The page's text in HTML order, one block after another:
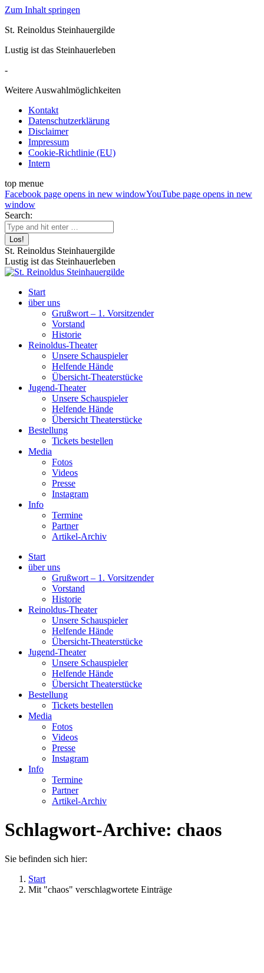
Zum Inhalt springen
St. Reinoldus Steinhauergilde
Lustig ist das Steinhauerleben
-
Weitere Auswahlmöglichkeiten
Kontakt
Datenschutzerklärung
Disclaimer
Impressum
Cookie-Richtlinie (EU)
Intern
top menue
Facebook page opens in new windowYouTube page opens in new
window
Search:
St. Reinoldus Steinhauergilde
Lustig ist das Steinhauerleben
Start
über uns
Grußwort – 1. Vorsitzender
Vorstand
Historie
Reinoldus-Theater
Unsere Schauspieler
Helfende Hände
Übersicht-Theaterstücke
Jugend-Theater
Unsere Schauspieler
Helfende Hände
Übersicht Theaterstücke
Bestellung
Tickets bestellen
Media
Fotos
Videos
Presse
Instagram
Info
Termine
Partner
Artikel-Archiv
Start
über uns
Grußwort – 1. Vorsitzender
Vorstand
Historie
Reinoldus-Theater
Unsere Schauspieler
Helfende Hände
Übersicht-Theaterstücke
Jugend-Theater
Unsere Schauspieler
Helfende Hände
Übersicht Theaterstücke
Bestellung
Tickets bestellen
Media
Fotos
Videos
Presse
Instagram
Info
Termine
Partner
Artikel-Archiv
Schlagwort-Archive: chaos
Sie befinden sich hier:
Start
Mit "chaos" verschlagwortete Einträge